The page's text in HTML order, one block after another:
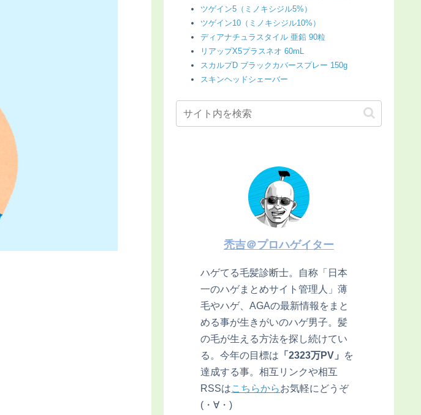
ツゲイン5（ミノキシジル5%）
ツゲイン10（ミノキシジル10%）
ディアナチュラスタイル 亜鉛 90粒
リアップX5プラスネオ 60mL
スカルプD ブラックカバースプレー 150g
スキンヘッドシェーバー
禿吉＠プロハゲイター
ハゲてる毛髪診断士。自称「日本
一のハゲまとめサイト管理人」薄
毛やハゲ、AGAの最新情報をまと
める事が生きがいのハゲ男子。髪
の毛が生える方法を探し続けてい
る。今年の目標は 「2323万PV」 を
達成する事。相互リンクや相互
RSSはこちらからお気軽にどうぞ
(・∀・)